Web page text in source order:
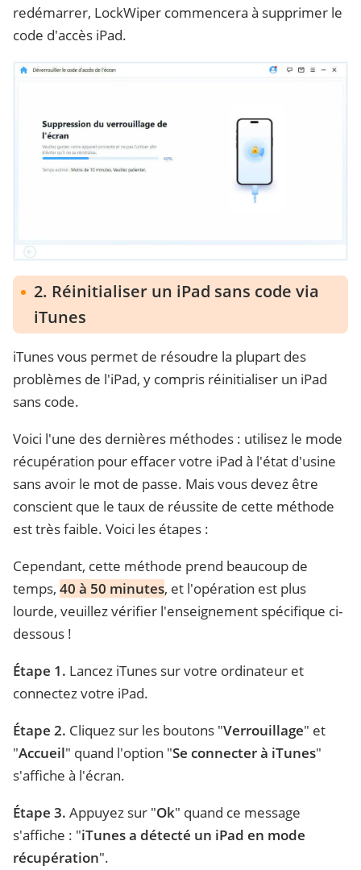
redémarrer, LockWiper commencera à supprimer le
code d'accès iPad.
2. Réinitialiser un iPad sans code via
iTunes
iTunes vous permet de résoudre la plupart des
problèmes de l'iPad, y compris réinitialiser un iPad
sans code.
Voici l'une des dernières méthodes : utilisez le mode
récupération pour effacer votre iPad à l'état d'usine
sans avoir le mot de passe. Mais vous devez être
conscient que le taux de réussite de cette méthode
est très faible. Voici les étapes :
Cependant, cette méthode prend beaucoup de
temps, 40 à 50 minutes, et l'opération est plus
lourde, veuillez vérifier l'enseignement spécifique ci-
dessous !
Étape 1. Lancez iTunes sur votre ordinateur et
connectez votre iPad.
Étape 2. Cliquez sur les boutons "Verrouillage" et
"Accueil" quand l'option "Se connecter à iTunes"
s'affiche à l'écran.
Étape 3. Appuyez sur "Ok" quand ce message
s'affiche : "iTunes a détecté un iPad en mode
récupération".